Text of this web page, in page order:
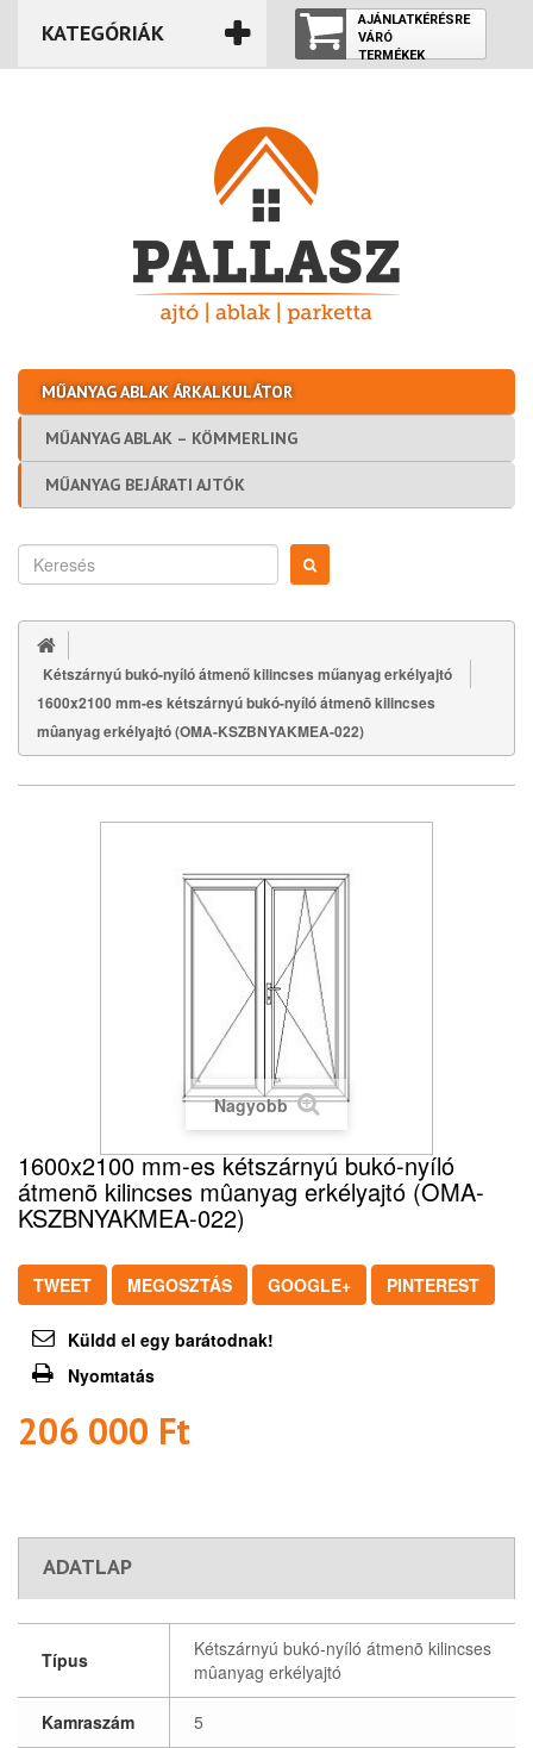
KATEGÓRIÁK
AJÁNLATKÉRÉSRE
VÁRÓ
TERMÉKEK
ÜRES
MŰANYAG ABLAK ÁRKALKULÁTOR
MŰANYAG ABLAK – KÖMMERLING
MŰANYAG BEJÁRATI AJTÓK
Kétszárnyú bukó-nyíló átmenő kilincses műanyag erkélyajtó
1600x2100 mm-es kétszárnyú bukó-nyíló átmenõ kilincses
mûanyag erkélyajtó (OMA-KSZBNYAKMEA-022)
Nagyobb
1600x2100 mm-es kétszárnyú bukó-nyíló
átmenõ kilincses mûanyag erkélyajtó (OMA-
KSZBNYAKMEA-022)
TWEET MEGOSZTÁS GOOGLE+ PINTEREST
Küldd el egy barátodnak!
Nyomtatás
206 000 Ft‎
ADATLAP
Típus
Kétszárnyú bukó-nyíló átmenõ kilincses
mûanyag erkélyajtó
Kamraszám 5